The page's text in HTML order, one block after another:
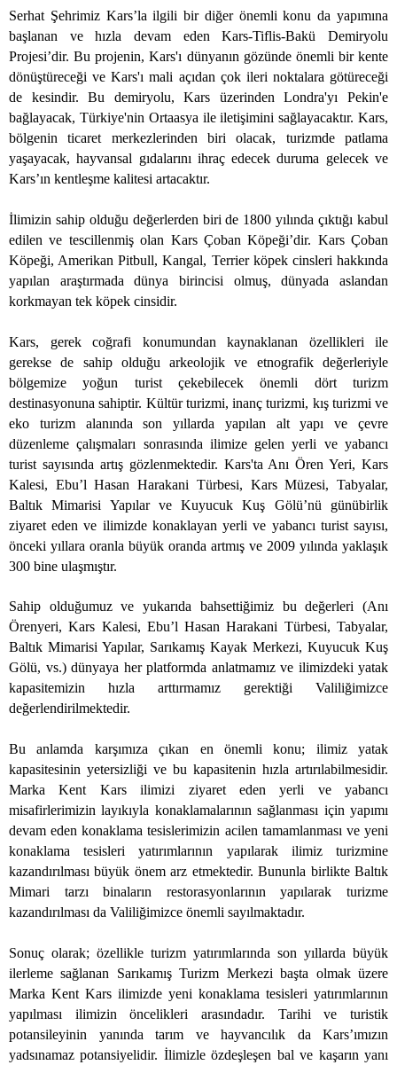
Serhat Şehrimiz Kars’la ilgili bir diğer önemli konu da yapımına
başlanan ve hızla devam eden Kars-Tiflis-Bakü Demiryolu
Projesi’dir. Bu projenin, Kars'ı dünyanın gözünde önemli bir kente
dönüştüreceği ve Kars'ı mali açıdan çok ileri noktalara götüreceği
de kesindir. Bu demiryolu, Kars üzerinden Londra'yı Pekin'e
bağlayacak, Türkiye'nin Ortaasya ile iletişimini sağlayacaktır. Kars,
bölgenin ticaret merkezlerinden biri olacak, turizmde patlama
yaşayacak, hayvansal gıdalarını ihraç edecek duruma gelecek ve
Kars’ın kentleşme kalitesi artacaktır.
İlimizin sahip olduğu değerlerden biri de 1800 yılında çıktığı kabul
edilen ve tescillenmiş olan Kars Çoban Köpeği’dir. Kars Çoban
Köpeği, Amerikan Pitbull, Kangal, Terrier köpek cinsleri hakkında
yapılan araştırmada dünya birincisi olmuş, dünyada aslandan
korkmayan tek köpek cinsidir.
Kars, gerek coğrafi konumundan kaynaklanan özellikleri ile
gerekse de sahip olduğu arkeolojik ve etnografik değerleriyle
bölgemize yoğun turist çekebilecek önemli dört turizm
destinasyonuna sahiptir. Kültür turizmi, inanç turizmi, kış turizmi ve
eko turizm alanında son yıllarda yapılan alt yapı ve çevre
düzenleme çalışmaları sonrasında ilimize gelen yerli ve yabancı
turist sayısında artış gözlenmektedir. Kars'ta Anı Ören Yeri, Kars
Kalesi, Ebu’l Hasan Harakani Türbesi, Kars Müzesi, Tabyalar,
Baltık Mimarisi Yapılar ve Kuyucuk Kuş Gölü’nü günübirlik
ziyaret eden ve ilimizde konaklayan yerli ve yabancı turist sayısı,
önceki yıllara oranla büyük oranda artmış ve 2009 yılında yaklaşık
300 bine ulaşmıştır.
Sahip olduğumuz ve yukarıda bahsettiğimiz bu değerleri (Anı
Örenyeri, Kars Kalesi, Ebu’l Hasan Harakani Türbesi, Tabyalar,
Baltık Mimarisi Yapılar, Sarıkamış Kayak Merkezi, Kuyucuk Kuş
Gölü, vs.) dünyaya her platformda anlatmamız ve ilimizdeki yatak
kapasitemizin hızla arttırmamız gerektiği Valiliğimizce
değerlendirilmektedir.
Bu anlamda karşımıza çıkan en önemli konu; ilimiz yatak
kapasitesinin yetersizliği ve bu kapasitenin hızla artırılabilmesidir.
Marka Kent Kars ilimizi ziyaret eden yerli ve yabancı
misafirlerimizin layıkıyla konaklamalarının sağlanması için yapımı
devam eden konaklama tesislerimizin acilen tamamlanması ve yeni
konaklama tesisleri yatırımlarının yapılarak ilimiz turizmine
kazandırılması büyük önem arz etmektedir. Bununla birlikte Baltık
Mimari tarzı binaların restorasyonlarının yapılarak turizme
kazandırılması da Valiliğimizce önemli sayılmaktadır.
Sonuç olarak; özellikle turizm yatırımlarında son yıllarda büyük
ilerleme sağlanan Sarıkamış Turizm Merkezi başta olmak üzere
Marka Kent Kars ilimizde yeni konaklama tesisleri yatırımlarının
yapılması ilimizin öncelikleri arasındadır. Tarihi ve turistik
potansileyinin yanında tarım ve hayvancılık da Kars’ımızın
yadsınamaz potansiyelidir. İlimizle özdeşleşen bal ve kaşarın yanı